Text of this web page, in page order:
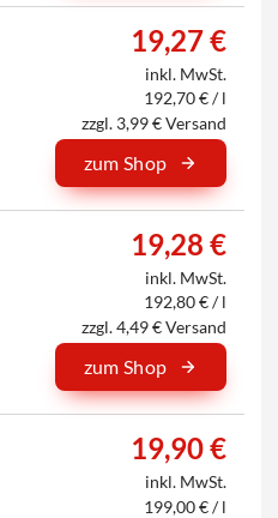
19,27 €
inkl. MwSt.
192,70 € / l
zzgl. 3,99 € Versand
zum Shop
19,28 €
inkl. MwSt.
192,80 € / l
zzgl. 4,49 € Versand
zum Shop
19,90 €
inkl. MwSt.
199,00 € / l